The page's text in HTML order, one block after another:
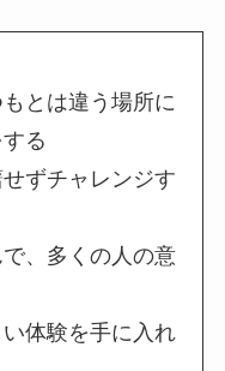
とは違う場所に
る
ずチャレンジす
、多くの人の意
体験を手に入れ